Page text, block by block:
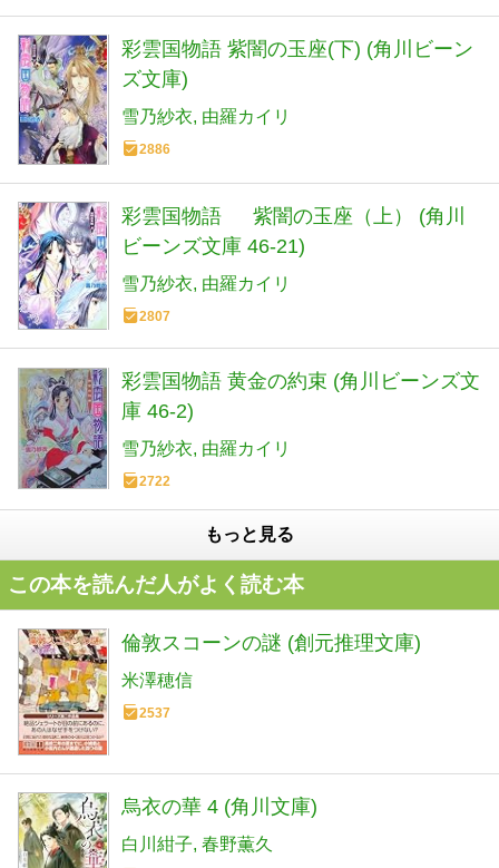
彩雲国物語 紫闇の玉座(下) (角川ビーン
ズ文庫)
雪乃紗衣 由羅カイリ
2886
彩雲国物語 紫闇の玉座（上） (角川
ビーンズ文庫 46-21)
雪乃紗衣 由羅カイリ
2807
彩雲国物語 黄金の約束 (角川ビーンズ文
庫 46-2)
雪乃紗衣 由羅カイリ
2722
もっと見る
この本を読んだ人がよく読む本
倫敦スコーンの謎 (創元推理文庫)
米澤穂信
2537
烏衣の華 4 (角川文庫)
白川紺子 春野薫久